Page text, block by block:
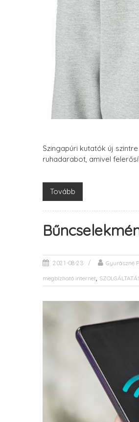
Szingapúri kutatók új
ruhadarabot, amivel
Tovább
2021-08-23 Gyurászné
megbízható internet